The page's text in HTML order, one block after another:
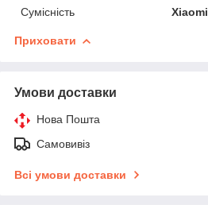
Сумісність
Xiaomi
Приховати
Умови доставки
Нова Пошта
Самовивіз
Всі умови доставки